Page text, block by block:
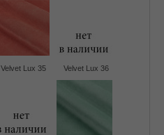
Velvet Lux 35 Velvet Lux 36